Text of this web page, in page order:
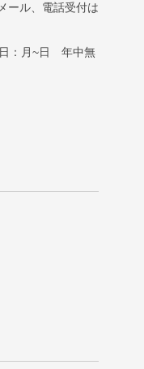
ール、電話受付は
：月~日 年中無